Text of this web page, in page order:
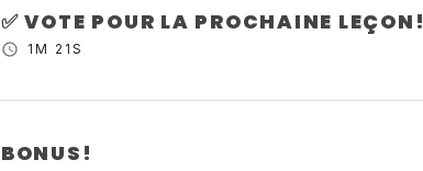
✅ VOTE POUR LA PROCHAINE LEÇON!
1M 21S
BONUS!